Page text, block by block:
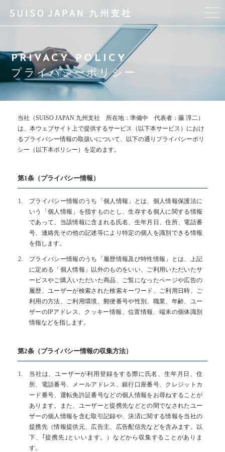
水素吸入器 “Suilive”について
スタッフ
商品紹介
アクセス
よくあるご質問
ブログ
お問い合わせ
CONTACT
全世代の将来に安心を
水素の力で健康的な生活をサポート
メールでの受付
お問い合わせフォーム
お電話での受付
080-9079-8591
受付時間10:00～19:00（日祝定休）
PRIVACY POLICY
プライバシーポリシー
当社（SUISO JAPAN 九州支社 所在地：準備中 代表者：藤 淳二）
は、本ウェブサイト上で提供するサービス（以下本サービス）におけ
るプライバシー情報の取扱いについて、以下の通りプライバシーポリ
シー（以下本ポリシー）を定めます。
第1条（プライバシー情報）
プライバシー情報のうち「個人情報」とは、個人情報保護法に
いう「個人情報」を指すものとし、生存する個人に関する情報
であって、当該情報に含まれる氏名、生年月日、住所、電話番
号、連絡先その他の記述等により特定の個人を識別できる情報
を指します。
プライバシー情報のうち「履歴情報及び特性情報」とは、上記
に定める「個人情報」以外のものをいい、ご利用いただいたサ
ービスやご購入いただいた商品、ご覧になったページや広告の
履歴、ユーザーが検索された検索キーワード、ご利用日時、ご
利用の方法、ご利用環境、郵便番号や性別、職業、年齢、ユー
ザーのIPアドレス、クッキー情報、位置情報、端末の個体識別
情報などを指します。
第2条（プライバシー情報の収集方法）
当社は、ユーザーが利用登録をする際に氏名、生年月日、住
所、電話番号、メールアドレス、銀行口座番号、クレジットカ
ード番号、運転免許証番号などの個人情報をお尋ねすることが
あります。また、ユーザーと提携先などとの間でなされたユー
ザーの個人情報を含む取引記録や、決済に関する情報を当社の
提携先（情報提供元、広告主、広告配信先などを含みます。以
下、｢提携先｣といいます。）などから収集することがありま
す。